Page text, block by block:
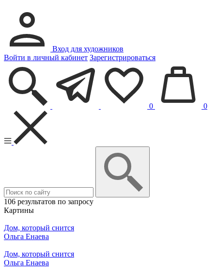
Вход для художников
Войти в личный кабинет Зарегистрироваться
0 0
106 результатов по запросу
Картины
Дом, который снится
Ольга Енаева
Дом, который снится
Ольга Енаева